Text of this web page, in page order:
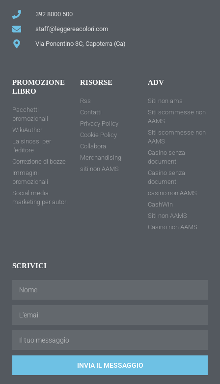
392 8000 500
staff@leggereacolori.com
Via Ponentino 3C, Capoterra (Ca)
PROMOZIONE
LIBRO
Pacchetti
promozionali
WikiAuthor
La sinossi per
l'editore
Correzione di bozze
Immagini
promozionali
Social media
marketing per autori
RISORSE
Rss
Contatti
Privacy Policy
Cookie Policy
Collabora
Merchandising
siti non AAMS
ADV
Siti non ams
Siti scommesse non
AAMS
Siti scommesse non
AAMS
Casino senza
documenti
Casino senza
documenti
casino non AAMS
CashWin
Siti non AAMS
Casino non AAMS
SCRIVICI
INVIA IL MESSAGGIO